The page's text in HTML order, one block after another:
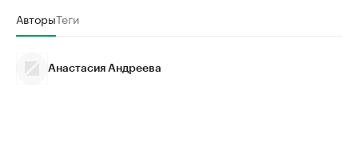
АвторыТеги
Анастасия Андреева